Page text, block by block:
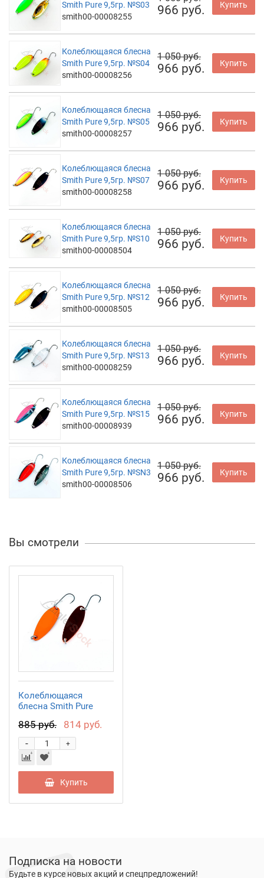
Smith Pure 9,5гр. №S03
smith00-00008255
966 руб. Купить
Колеблющаяся блесна
Smith Pure 9,5гр. №S04
smith00-00008256
1 050 руб.
966 руб. Купить
Колеблющаяся блесна
Smith Pure 9,5гр. №S05
smith00-00008257
1 050 руб.
966 руб. Купить
Колеблющаяся блесна
Smith Pure 9,5гр. №S07
smith00-00008258
1 050 руб.
966 руб. Купить
Колеблющаяся блесна
Smith Pure 9,5гр. №S10
smith00-00008504
1 050 руб.
966 руб. Купить
Колеблющаяся блесна
Smith Pure 9,5гр. №S12
smith00-00008505
1 050 руб.
966 руб. Купить
Колеблющаяся блесна
Smith Pure 9,5гр. №S13
smith00-00008259
1 050 руб.
966 руб. Купить
Колеблющаяся блесна
Smith Pure 9,5гр. №S15
smith00-00008939
1 050 руб.
966 руб. Купить
Колеблющаяся блесна
Smith Pure 9,5гр. №SN3
smith00-00008506
1 050 руб.
966 руб. Купить
Вы смотрели
Колеблющаяся
блесна Smith Pure
885 руб. 814 руб.
+
-
Купить
Подписка на новости
Будьте в курсе новых акций и спецпредложений!